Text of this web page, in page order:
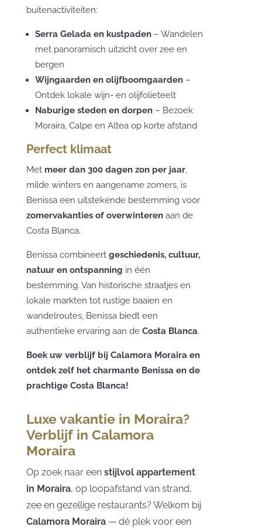
buitenactiviteiten:
Serra Gelada en kustpaden– Wandelen
met panoramisch uitzicht over zee en
bergen
Wijngaarden en olijfboomgaarden–
Ontdek lokale wijn- en olijfolieteelt
Naburige steden en dorpen– Bezoek
Moraira, Calpe en Altea op korte afstand
Perfect klimaat
Met meer dan 300 dagen zon per jaar,
milde winters en aangename zomers, is
Benissa een uitstekende bestemming voor
zomervakanties of overwinterenaan de
Costa Blanca.
Benissa combineert geschiedenis, cultuur,
natuur en ontspanning in één
bestemming. Van historische straatjes en
lokale markten tot rustige baaien en
wandelroutes, Benissa biedt een
authentieke ervaring aan de Costa Blanca.
Boek uw verblijf bij Calamora Moraira en
ontdek zelf het charmante Benissa en de
prachtige Costa Blanca!
Luxe vakantie in Moraira?
Verblijf in Calamora
Moraira
Op zoek naar een stijlvol appartement
in Moraira, op loopafstand van strand,
zee en gezellige restaurants? Welkom bij
Calamora Moraira— dé plek voor een